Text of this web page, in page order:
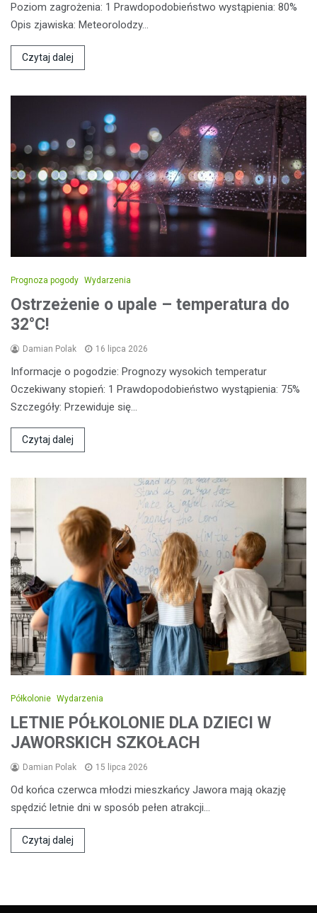
Poziom zagrożenia: 1 Prawdopodobieństwo wystąpienia: 80%
Opis zjawiska: Meteorolodzy…
Czytaj dalej
Prognoza pogody Wydarzenia
Ostrzeżenie o upale – temperatura do
32°C!
Damian Polak 16 lipca 2026
Informacje o pogodzie: Prognozy wysokich temperatur
Oczekiwany stopień: 1 Prawdopodobieństwo wystąpienia: 75%
Szczegóły: Przewiduje się…
Czytaj dalej
Półkolonie Wydarzenia
LETNIE PÓŁKOLONIE DLA DZIECI W
JAWORSKICH SZKOŁACH
Damian Polak 15 lipca 2026
Od końca czerwca młodzi mieszkańcy Jawora mają okazję
spędzić letnie dni w sposób pełen atrakcji…
Czytaj dalej